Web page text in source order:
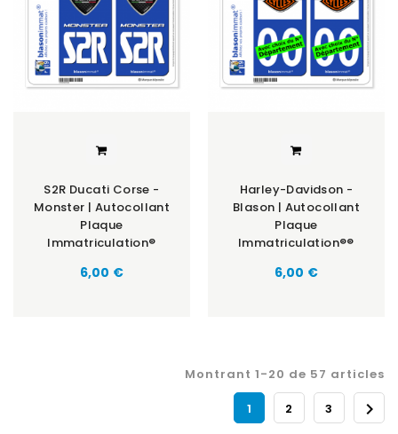
S2R Ducati Corse -
Monster | Autocollant
Plaque
Immatriculation®
6,00 €
Harley-Davidson -
Blason | Autocollant
Plaque
Immatriculation®®
6,00 €
Montrant 1-20 de 57 articles
1 2 3 